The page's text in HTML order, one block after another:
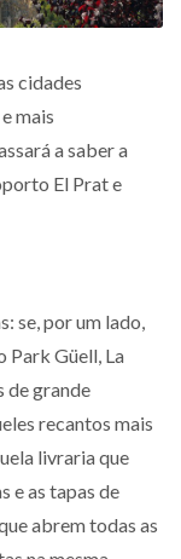
cidades
mais
a saber a
El Prat e
se, por um lado,
Park Güell, La
de grande
recantos mais
livraria que
e as tapas de
abrem todas as